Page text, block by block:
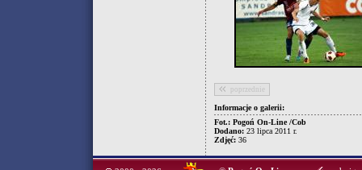
poprzednie
Informacje o galerii:
Fot.: Pogoń On-Line /Cob
Dodano: 23 lipca 2011 r.
Zdjęć: 36